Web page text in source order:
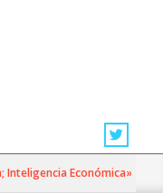
Económica»